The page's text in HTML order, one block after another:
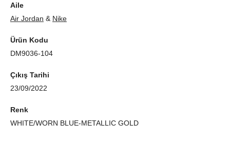
Aile
Air Jordan & Nike
Ürün Kodu
DM9036-104
Çıkış Tarihi
23/09/2022
Renk
WHITE/WORN BLUE-METALLIC GOLD